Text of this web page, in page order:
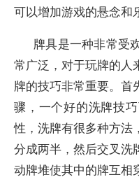
可以增加游戏的悬念和
牌具是一种非常受
常广泛，对于玩牌的人
牌的技巧非常重要。首
骤，一个好的洗牌技
性，洗牌有很多种方法
分成两半，然后交叉洗
动牌堆使其中的牌互相